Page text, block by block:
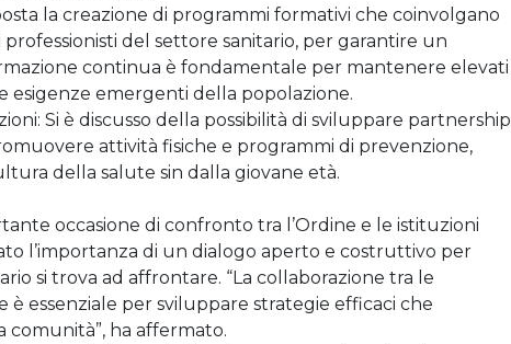
la creazione di programmi formativi che coinvolgano
del settore sanitario, per garantire un
continua è fondamentale per mantenere elevati
esigenze emergenti della popolazione.
Si è discusso della possibilità di sviluppare partnership
attività fisiche e programmi di prevenzione,
della salute sin dalla giovane età.
occasione di confronto tra l’Ordine e le istituzioni
l’importanza di un dialogo aperto e costruttivo per
si trova ad affrontare. “La collaborazione tra le
è essenziale per sviluppare strategie efficaci che
comunità”, ha affermato.